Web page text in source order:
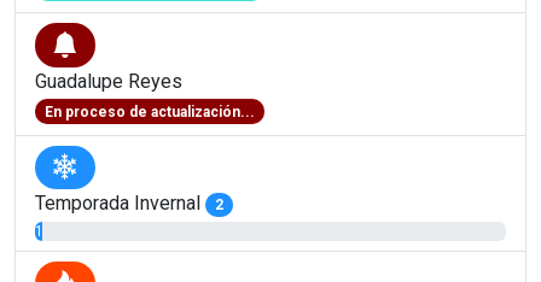
Guadalupe Reyes
En proceso de actualización...
Temporada Invernal
2
1.61%